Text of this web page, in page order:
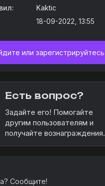
Kaktic
18-09-2022, 13:55
или зарегистрируйтесь
Есть вопрос?
Задайте его! Помогайте
другим пользователям и
получайте вознаграждения.
Сообщите!